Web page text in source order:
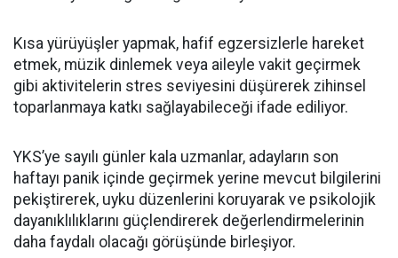
Kısa yürüyüşler yapmak, hafif egzersizlerle hareket
etmek, müzik dinlemek veya aileyle vakit geçirmek
gibi aktivitelerin stres seviyesini düşürerek zihinsel
toparlanmaya katkı sağlayabileceği ifade ediliyor.
YKS’ye sayılı günler kala uzmanlar, adayların son
haftayı panik içinde geçirmek yerine mevcut bilgilerini
pekiştirerek, uyku düzenlerini koruyarak ve psikolojik
dayanıklılıklarını güçlendirerek değerlendirmelerinin
daha faydalı olacağı görüşünde birleşiyor.